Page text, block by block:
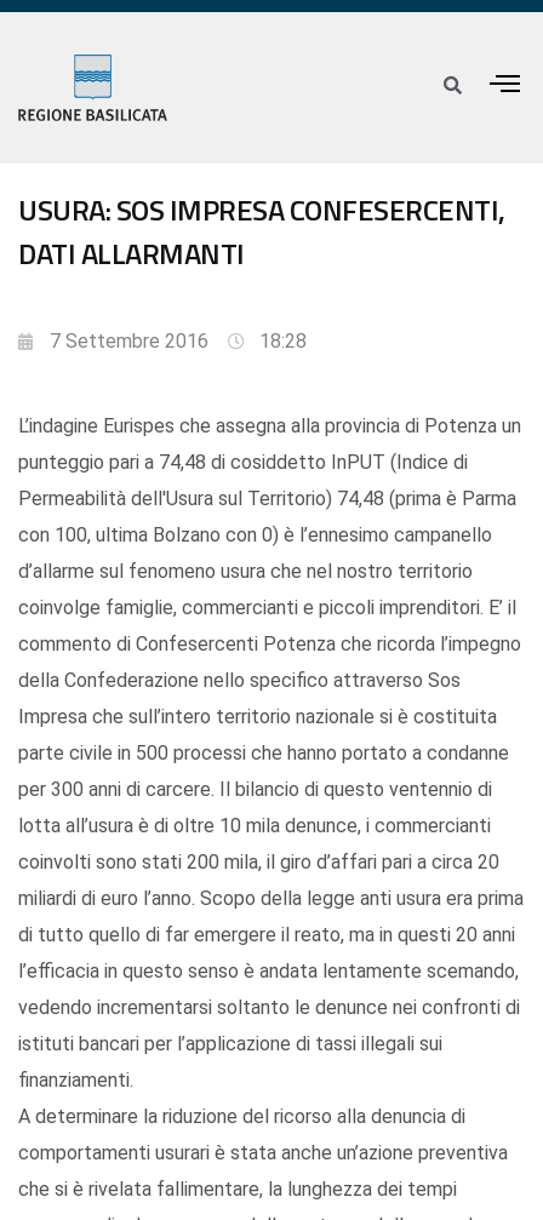
USURA: SOS IMPRESA CONFESERCENTI,
DATI ALLARMANTI
7 Settembre 2016 18:28
L’indagine Eurispes che assegna alla provincia di Potenza un
punteggio pari a 74,48 di cosiddetto InPUT (Indice di
Permeabilità dell'Usura sul Territorio) 74,48 (prima è Parma
con 100, ultima Bolzano con 0) è l’ennesimo campanello
d’allarme sul fenomeno usura che nel nostro territorio
coinvolge famiglie, commercianti e piccoli imprenditori. E’ il
commento di Confesercenti Potenza che ricorda l’impegno
della Confederazione nello specifico attraverso Sos
Impresa che sull’intero territorio nazionale si è costituita
parte civile in 500 processi che hanno portato a condanne
per 300 anni di carcere. Il bilancio di questo ventennio di
lotta all’usura è di oltre 10 mila denunce, i commercianti
coinvolti sono stati 200 mila, il giro d’affari pari a circa 20
miliardi di euro l’anno. Scopo della legge anti usura era prima
di tutto quello di far emergere il reato, ma in questi 20 anni
l’efficacia in questo senso è andata lentamente scemando,
vedendo incrementarsi soltanto le denunce nei confronti di
istituti bancari per l’applicazione di tassi illegali sui
finanziamenti.
A determinare la riduzione del ricorso alla denuncia di
comportamenti usurari è stata anche un’azione preventiva
che si è rivelata fallimentare, la lunghezza dei tempi